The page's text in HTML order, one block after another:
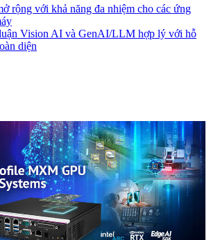
rộng với khả năng đa nhiệm cho các ứng
Vision AI và GenAI/LLM hợp lý với hỗ
diện